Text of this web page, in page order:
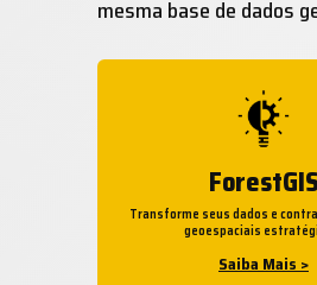
mesma base de dados
ForestGIS
Transforme seus dados e
geoespaciais
Saiba Mais >